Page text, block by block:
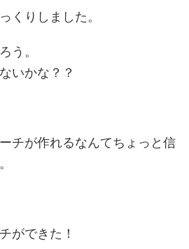
くりしました。
う。
いかな？？
チが作れるなんてちょっと信
ができた！